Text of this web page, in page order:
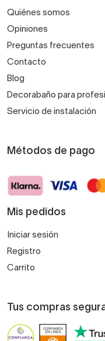
Quiénes somos
Opiniones
Preguntas frecuentes
Contacto
Blog
Decorabaño para
Servicio de instalación
Métodos de pago
Mis pedidos
Iniciar sesión
Registro
Carrito
Tus compras